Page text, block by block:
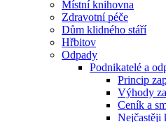
Místní knihovna
Zdravotní péče
Dům klidného stáří
Hřbitov
Odpady
Podnikatelé a
Princip
Výhody
Ceník a
Nejčastěji